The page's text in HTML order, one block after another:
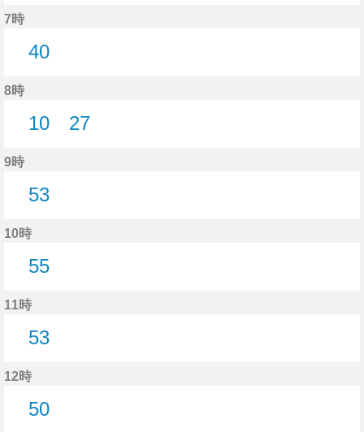
7時
40
8時
10
27
9時
53
10時
55
11時
53
12時
50